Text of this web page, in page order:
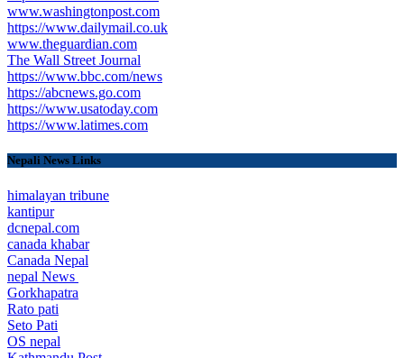
www.washingtonpost.com
https://www.dailymail.co.uk
www.theguardian.com
The Wall Street Journal
https://www.bbc.com/news
https://abcnews.go.com
https://www.usatoday.com
https://www.latimes.com
Nepali News Links
himalayan tribune
kantipur
dcnepal.com
canada khabar
Canada Nepal​
nepal News
Gorkhapatra
Rato pati
Seto Pati
OS nepal